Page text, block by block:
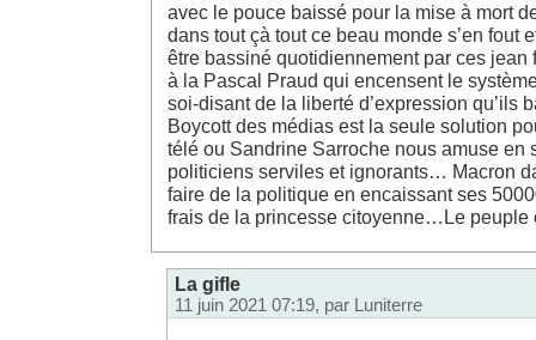
avec le pouce baissé pour la mise à mort
dans tout çà tout ce beau monde s’en fout
être bassiné quotidiennement par ces jean
à la Pascal Praud qui encensent le
soi-disant de la liberté d’expression qu’ils
Boycott des médias est la seule solution
télé ou Sandrine Sarroche nous amuse en
politiciens serviles et ignorants… Macron
faire de la politique en encaissant ses
frais de la princesse citoyenne…Le peuple
La gifle
11 juin 2021 07:19, par Luniterre